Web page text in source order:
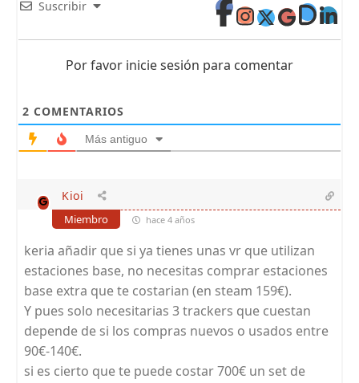
Suscribir
Por favor inicie sesión para comentar
2 COMENTARIOS
Más antiguo
Kioi
Miembro hace 4 años
keria añadir que si ya tienes unas vr que utilizan
estaciones base, no necesitas comprar estaciones
base extra que te costarian (en steam 159€).
Y pues solo necesitarias 3 trackers que cuestan
depende de si los compras nuevos o usados entre
90€-140€.
si es cierto que te puede costar 700€ un set de